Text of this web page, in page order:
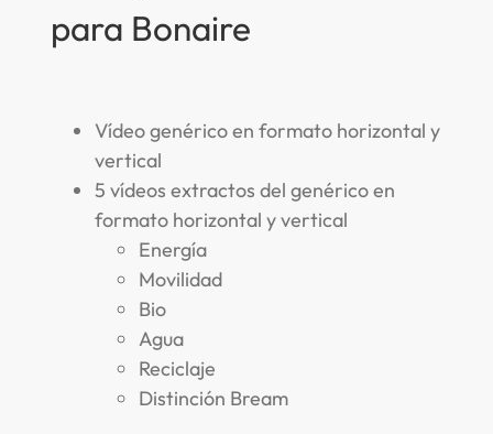
para Bonaire
Vídeo genérico en formato horizontal y
vertical
5 vídeos extractos del genérico en
formato horizontal y vertical
Energía
Movilidad
Bio
Agua
Reciclaje
Distinción Bream